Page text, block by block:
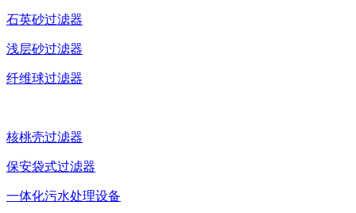
石英砂过滤器
浅层砂过滤器
纤维球过滤器
核桃壳过滤器
保安袋式过滤器
一体化污水处理设备